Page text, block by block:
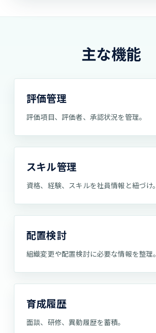
主な機能
評価管理
評価項目、評価者、承認状況を管理。
スキル管理
資格、経験、スキルを社員情報と紐づけ。
配置検討
組織変更や配置検討に必要な情報を整理。
育成履歴
面談、研修、異動履歴を蓄積。